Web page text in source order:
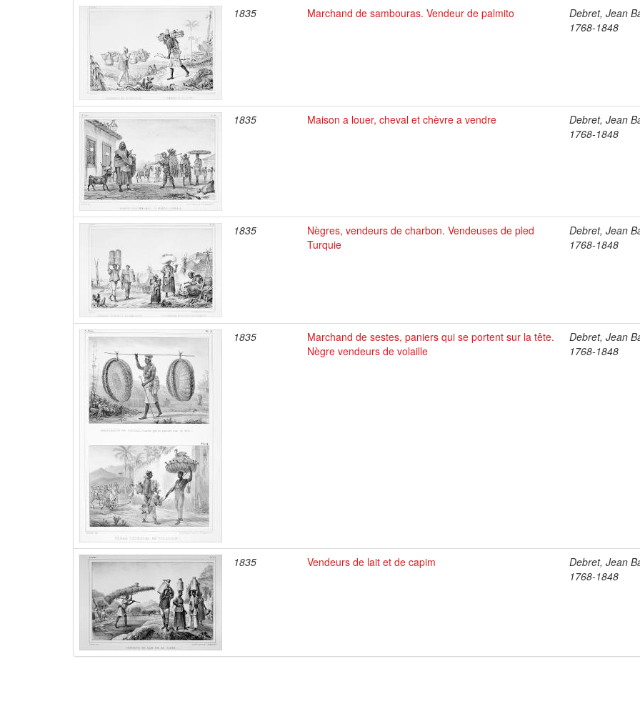
1835 Marchand de sambouras. Vendeur de palmito
Debret, Jean
1768-1848
1835 Maison a louer, cheval et chèvre a vendre
Debret, Jean
1768-1848
1835
Nègres, vendeurs de charbon. Vendeuses de pled
Turquie
Debret, Jean
1768-1848
1835
Marchand de sestes, paniers qui se portent sur la tête.
Nègre vendeurs de volaille
Debret, Jean
1768-1848
1835 Vendeurs de lait et de capim
Debret, Jean
1768-1848